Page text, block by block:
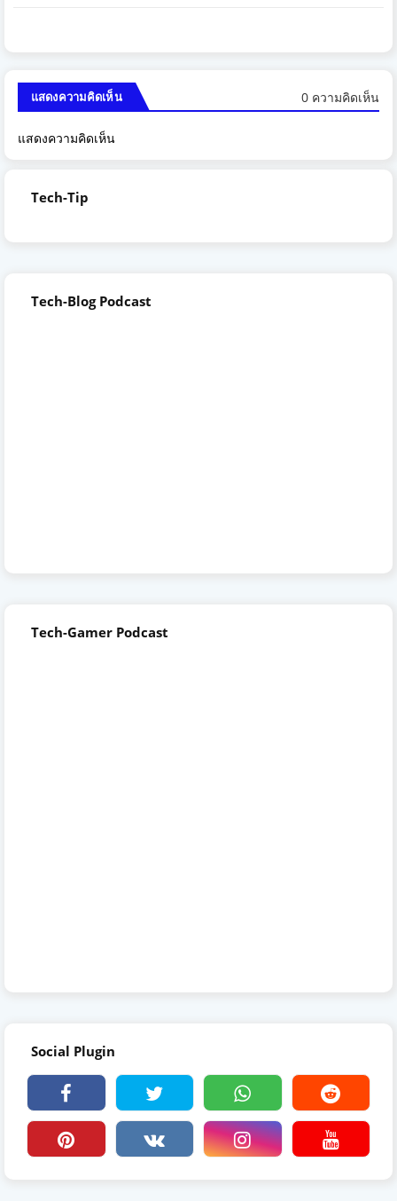
แสดงความคิดเห็น 0 ความคิดเห็น
แสดงความคิดเห็น
Tech-Tip
Tech-Blog Podcast
Tech-Gamer Podcast
Social Plugin